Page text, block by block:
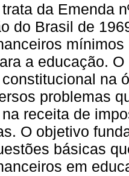
da Emenda
do Brasil de
mínimos
a educação. O
na
problemas
receita de
O objetivo
básicas
em